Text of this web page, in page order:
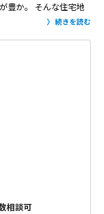
豊か。
そんな住宅地
い白いお家がお目見
んと手入れをすれば
、家庭菜園で美味し
。
NAVI
こちら↓
続きを読む
相談可